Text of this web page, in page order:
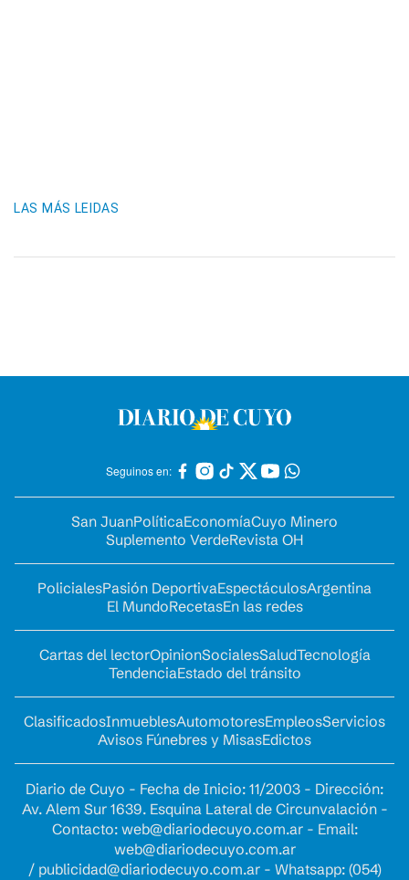
LAS MÁS LEIDAS
Seguinos en:
San JuanPolíticaEconomíaCuyo Minero
Suplemento VerdeRevista OH
PolicialesPasión DeportivaEspectáculosArgentina
El MundoRecetasEn las redes
Cartas del lectorOpinionSocialesSaludTecnología
TendenciaEstado del tránsito
ClasificadosInmueblesAutomotoresEmpleosServicios
Avisos Fúnebres y MisasEdictos
Diario de Cuyo - Fecha de Inicio: 11/2003 - Dirección:
Av. Alem Sur 1639. Esquina Lateral de Circunvalación -
Contacto: web@diariodecuyo.com.ar- Email:
web@diariodecuyo.com.ar
/ publicidad@diariodecuyo.com.ar- Whatsapp: (054)